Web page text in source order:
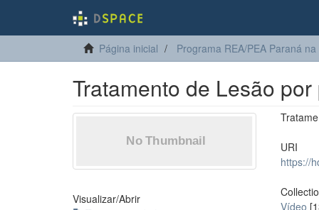
Página inicial Programa REA/PEA Paraná na
Tratamento de Lesão
Visualizar/Abrir
URI
https://
Vídeo